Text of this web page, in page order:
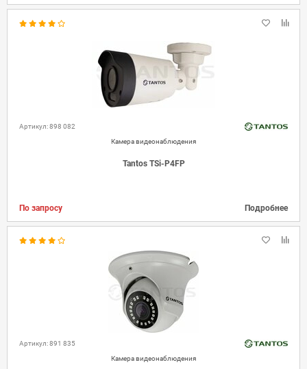
Артикул: 898 082
Камера видеонаблюдения
Tantos TSi-P4FP
По запросу Подробнее
Артикул: 891 835
Камера видеонаблюдения